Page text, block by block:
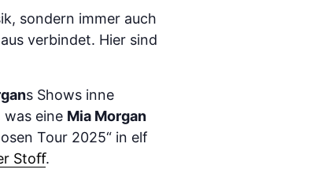
sondern immer auch
verbindet. Hier sind
s Shows inne
eine Mia Morgan
Tour 2025“ in elf
Stoﬀ.